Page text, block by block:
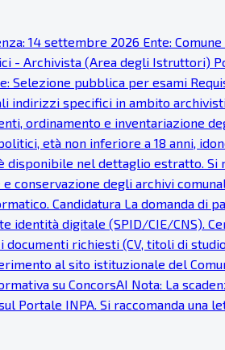
14 settembre 2026 Ente:
- Archivista (Area degli Istruttori)
pubblica per esami
indirizzi specifici in ambito
ordinamento e inventariazione
età non inferiore a 18 anni,
nel dettaglio estratto.
conservazione degli archivi
Candidatura La domanda di
identità digitale (SPID/CIE/CNS).
richiesti (CV, titoli di
al sito istituzionale del
su ConcorsAI Nota: La
Portale INPA. Si raccomanda una